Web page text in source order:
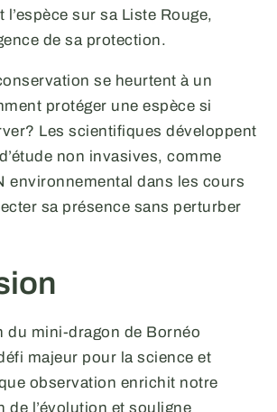
sur sa Liste Rouge,
de sa protection.
se heurtent à un
protéger une espèce si
Les scientifiques développent
non invasives, comme
environnemental dans les cours
sa présence sans perturber
du mini-dragon de Bornéo
majeur pour la science et
observation enrichit notre
de l’évolution et souligne